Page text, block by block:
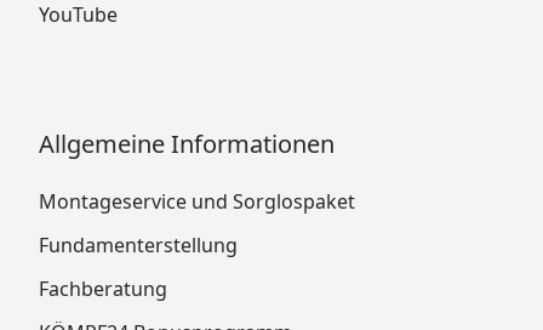
YouTube
Allgemeine Informationen
Montageservice und Sorglospaket
Fundamenterstellung
Fachberatung